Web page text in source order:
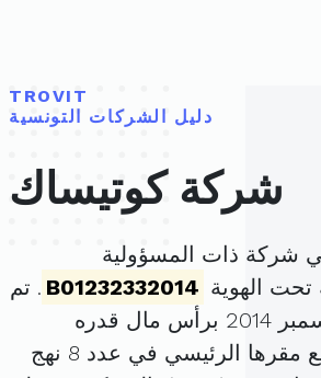
TROVIT
دليل الشركات التونسية
شركة كوتيساك
شركة ذات المسؤولية
الهوية B01232332014 . تم
، ويقع مقرها الرئيسي في عدد 8 نهج